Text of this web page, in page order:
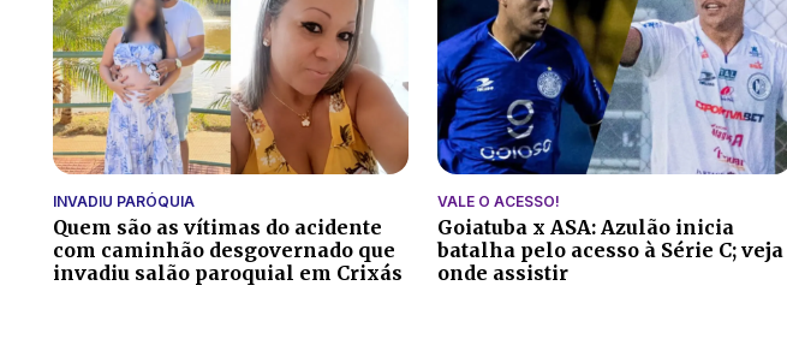
INVADIU PARÓQUIA
Quem são as vítimas do acidente
com caminhão desgovernado que
invadiu salão paroquial em Crixás
VALE O ACESSO!
Goiatuba x ASA: Azulão inicia
batalha pelo acesso à Série C; veja
onde assistir